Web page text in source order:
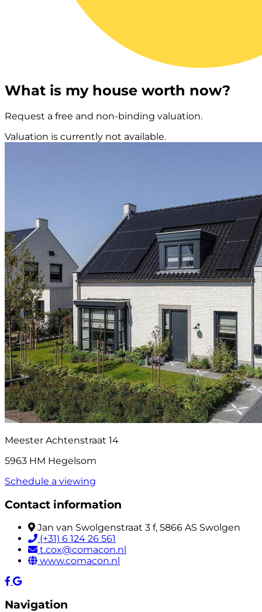
What is my house worth now?
Request a free and non-binding valuation.
Valuation is currently not available.
Meester Achtenstraat 14
5963 HM Hegelsom
Schedule a viewing
Contact information
Jan van Swolgenstraat 3 f, 5866 AS Swolgen
(+31) 6 124 26 561
t.cox@comacon.nl
www.comacon.nl
Navigation